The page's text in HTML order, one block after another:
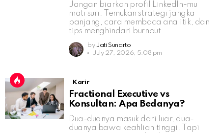
Jangan biarkan profil LinkedIn-mu
mati suri. Temukan strategi jangka
panjang, cara membaca analitik, dan
tips menghindari burnout.
by Jati Sunarto
July 27, 2026, 5:08 pm
Karir
Fractional Executive vs
Konsultan: Apa Bedanya?
Dua-duanya masuk dari luar, dua-
duanya bawa keahlian tinggi. Tapi